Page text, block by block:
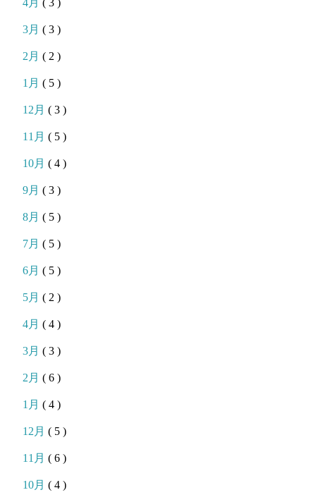
4月( 3 )
3月( 3 )
2月( 2 )
1月( 5 )
12月( 3 )
11月( 5 )
10月( 4 )
9月( 3 )
8月( 5 )
7月( 5 )
6月( 5 )
5月( 2 )
4月( 4 )
3月( 3 )
2月( 6 )
1月( 4 )
12月( 5 )
11月( 6 )
10月( 4 )